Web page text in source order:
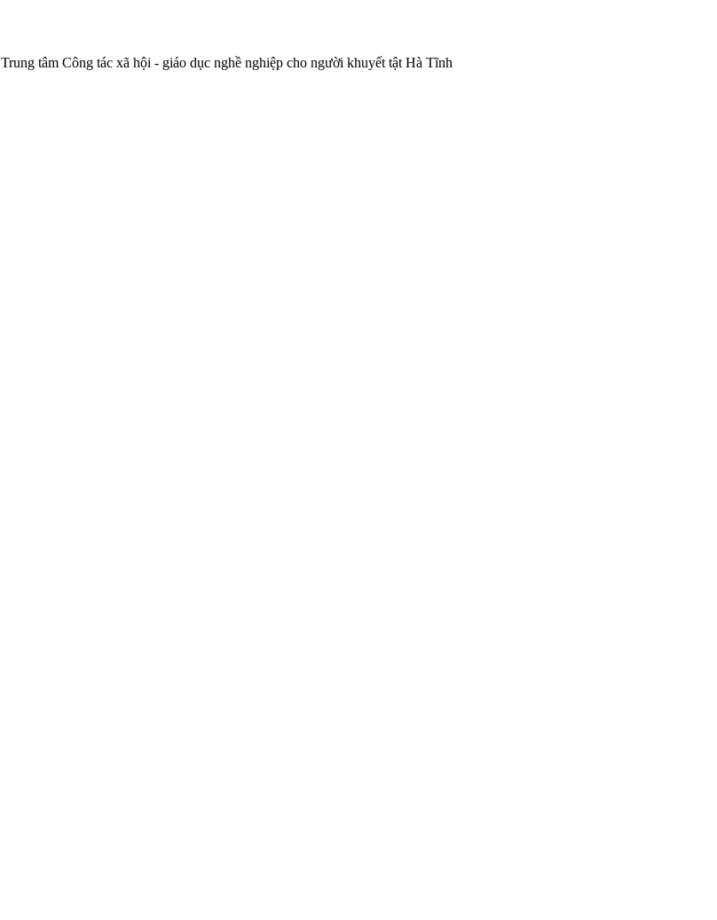
Trung tâm Công tác xã hội - giáo dục nghề nghiệp cho người khuyết tật Hà Tĩnh